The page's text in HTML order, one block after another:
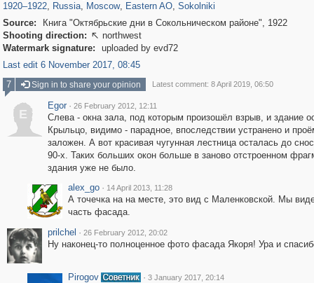
1920–1922, Russia, Moscow, Eastern AO, Sokolniki
Source:
Книга "Октябрьские дни в Сокольническом районе", 1922
Shooting direction:  northwest
Watermark signature:
uploaded by evd72
Last edit 6 November 2017, 08:45
7
Sign in to share your opinion Latest comment: 8 April 2019, 06:50
E
Egor · 26 February 2012, 12:11
Слева - окна зала, под которым произошёл взрыв, и здание
Крыльцо, видимо - парадное, впоследствии устранено и
заложен. А вот красивая чугунная лестница осталась до
90-х. Таких больших окон больше в заново отстроенном
здания уже не было.
alex_go · 14 April 2013, 11:28
А точечка на на месте, это вид с Маленковской. Мы
часть фасада.
prilchel · 26 February 2012, 20:02
Ну наконец-то полноценное фото фасада Якоря! Ура и
Pirogov · 3 January 2017, 20:14